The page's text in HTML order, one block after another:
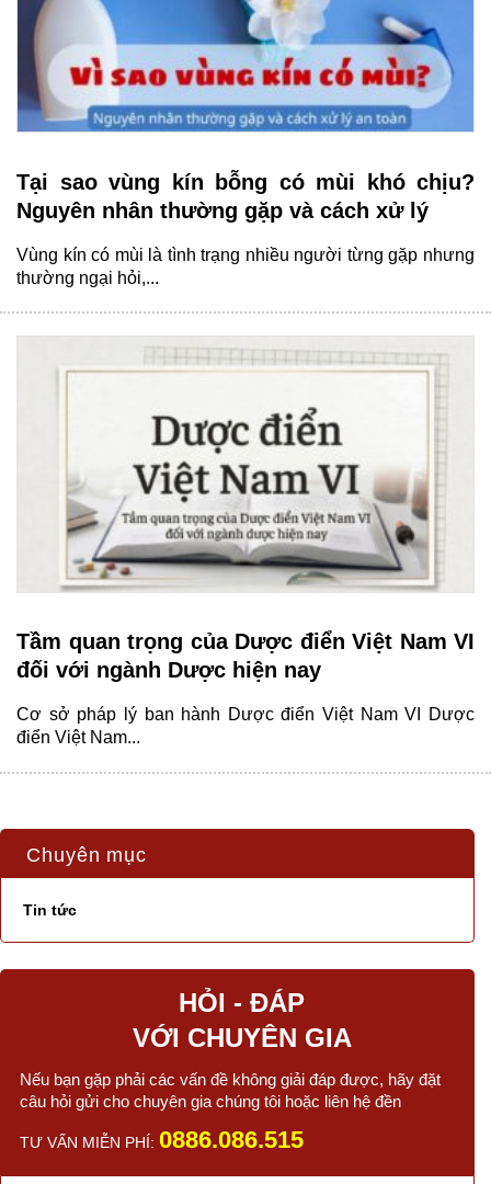
Tại sao vùng kín bỗng có mùi khó chịu?
Nguyên nhân thường gặp và cách xử lý
Vùng kín có mùi là tình trạng nhiều người từng gặp nhưng
thường ngại hỏi,...
Tầm quan trọng của Dược điển Việt Nam VI
đối với ngành Dược hiện nay
Cơ sở pháp lý ban hành Dược điển Việt Nam VI Dược
điển Việt Nam...
Chuyên mục
Tin tức
HỎI - ĐÁP
VỚI CHUYÊN GIA
Nếu bạn gặp phải các vấn đề không giải đáp được, hãy đặt
câu hỏi gửi cho chuyên gia chúng tôi hoặc liên hệ đền
TƯ VẤN MIỄN PHÍ: 0886.086.515